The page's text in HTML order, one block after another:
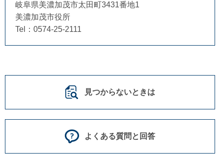
岐阜県美濃加茂市太田町3431番地1
美濃加茂市役所
Tel：0574-25-2111
見つからないときは
よくある質問と回答